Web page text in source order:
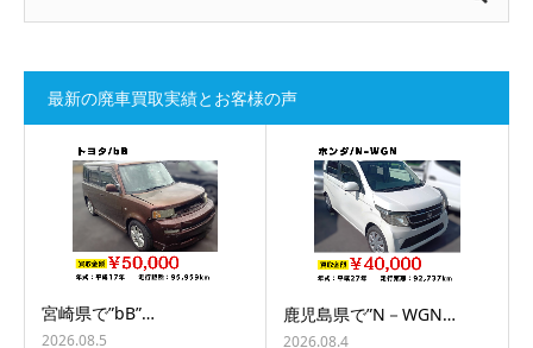
最新の廃車買取実績とお客様の声
宮崎県で”bB”…
2026.08.5
鹿児島県で”N－WGN…
2026.08.4